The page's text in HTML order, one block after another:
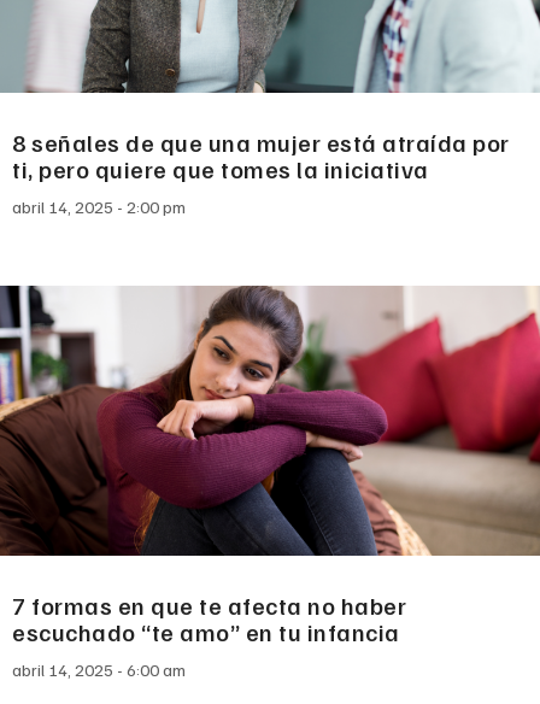
8 señales de que una mujer está atraída por
ti, pero quiere que tomes la iniciativa
abril 14, 2025 2:00 pm
7 formas en que te afecta no haber
escuchado “te amo” en tu infancia
abril 14, 2025 6:00 am